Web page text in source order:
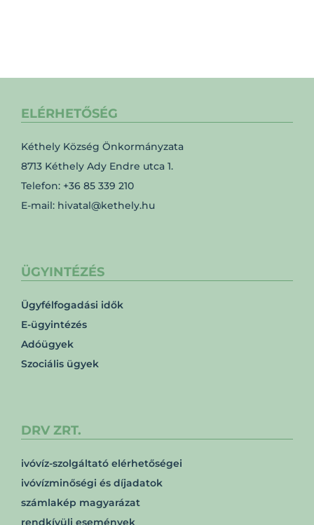
ELÉRHETŐSÉG
Kéthely Község Önkormányzata
8713 Kéthely Ady Endre utca 1.
Telefon: +36 85 339 210
E-mail: hivatal@kethely.hu
ÜGYINTÉZÉS
Ügyfélfogadási idők
E-ügyintézés
Adóügyek
Szociális ügyek
DRV ZRT.
ivóvíz-szolgáltató elérhetőségei
ivóvízminőségi és díjadatok
számlakép magyarázat
rendkívüli események